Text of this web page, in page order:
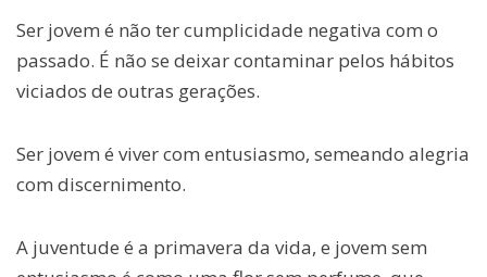
Ser jovem é não ter cumplicidade negativa com o
passado. É não se deixar contaminar pelos hábitos
viciados de outras gerações.
Ser jovem é viver com entusiasmo, semeando alegria
com discernimento.
A juventude é a primavera da vida, e jovem sem